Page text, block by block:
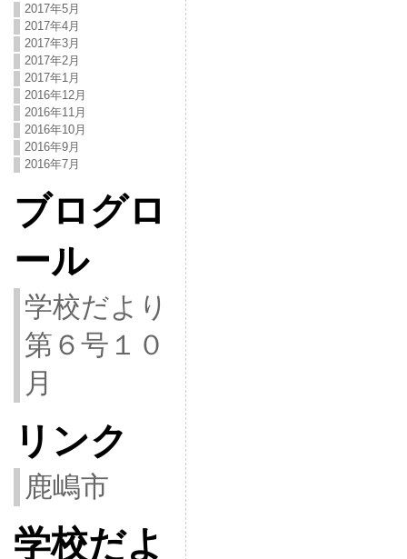
2017年5月
2017年4月
2017年3月
2017年2月
2017年1月
2016年12月
2016年11月
2016年10月
2016年9月
2016年7月
ブログロ
ール
学校だより
第６号１０
月
リンク
鹿嶋市
学校だよ